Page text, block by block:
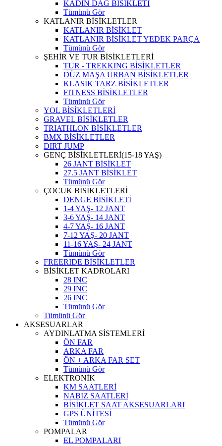
KADIN DAĞ BİSİKLETİ
Tümünü Gör
KATLANIR BİSİKLETLER
KATLANIR BİSİKLET
KATLANIR BİSİKLET YEDEK PARÇA
Tümünü Gör
ŞEHİR VE TUR BİSİKLETLERİ
TUR - TREKKING BİSİKLETLER
DÜZ MAŞA URBAN BİSİKLETLER
KLASİK TARZ BİSİKLETLER
FITNESS BİSİKLETLER
Tümünü Gör
YOL BİSİKLETLERİ
GRAVEL BİSİKLETLER
TRIATHLON BİSİKLETLER
BMX BİSİKLETLER
DIRT JUMP
GENÇ BİSİKLETLERİ(15-18 YAŞ)
26 JANT BİSİKLET
27.5 JANT BİSİKLET
Tümünü Gör
ÇOCUK BİSİKLETLERİ
DENGE BİSİKLETİ
1-4 YAŞ- 12 JANT
3-6 YAŞ- 14 JANT
4-7 YAŞ- 16 JANT
7-12 YAŞ- 20 JANT
11-16 YAŞ- 24 JANT
Tümünü Gör
FREERIDE BİSİKLETLER
BİSİKLET KADROLARI
28 INC
29 INC
26 INC
Tümünü Gör
Tümünü Gör
AKSESUARLAR
AYDINLATMA SİSTEMLERİ
ÖN FAR
ARKA FAR
ÖN + ARKA FAR SET
Tümünü Gör
ELEKTRONİK
KM SAATLERİ
NABIZ SAATLERİ
BİSİKLET SAAT AKSESUARLARI
GPS ÜNİTESİ
Tümünü Gör
POMPALAR
EL POMPALARI